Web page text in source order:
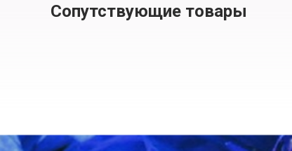
Сопутствующие товары